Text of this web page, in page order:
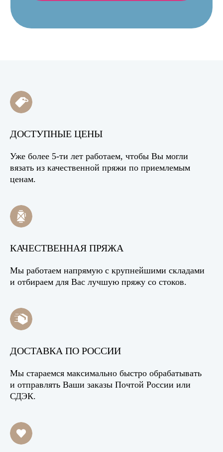
ДОСТУПНЫЕ ЦЕНЫ
Уже более 5-ти лет работаем, чтобы Вы могли
вязать из качественной пряжи по приемлемым
ценам.
КАЧЕСТВЕННАЯ ПРЯЖА
Мы работаем напрямую с крупнейшими складами
и отбираем для Вас лучшую пряжу со стоков.
ДОСТАВКА ПО РОССИИ
Мы стараемся максимально быстро обрабатывать
и отправлять Ваши заказы Почтой России или
СДЭК.